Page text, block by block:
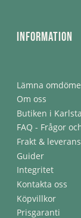
Information
Lämna omdöme
Om oss
Butiken i
FAQ - Frågor
Frakt &
Guider
Integritet
Kontakta oss
Köpvillkor
Prisgaranti